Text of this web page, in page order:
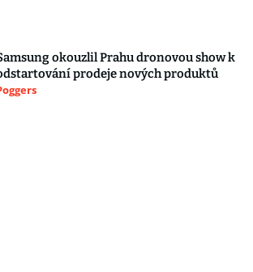
okouzlil Prahu dronovou show k
prodeje nových produktů